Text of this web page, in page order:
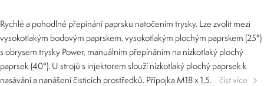
Rychlé a pohodlné přepínání paprsku natočením trysky. Lze zvolit mezi
vysokotlakým bodovým paprskem, vysokotlakým plochým paprskem (25°)
s obrysem trysky Power, manuálním přepínáním na nízkotlaký plochý
paprsek (40°). U strojů s injektorem slouží nízkotlaký plochý paprsek k
nasávání a nanášení čisticích prostředků. Přípojka M18 x 1,5.
číst více